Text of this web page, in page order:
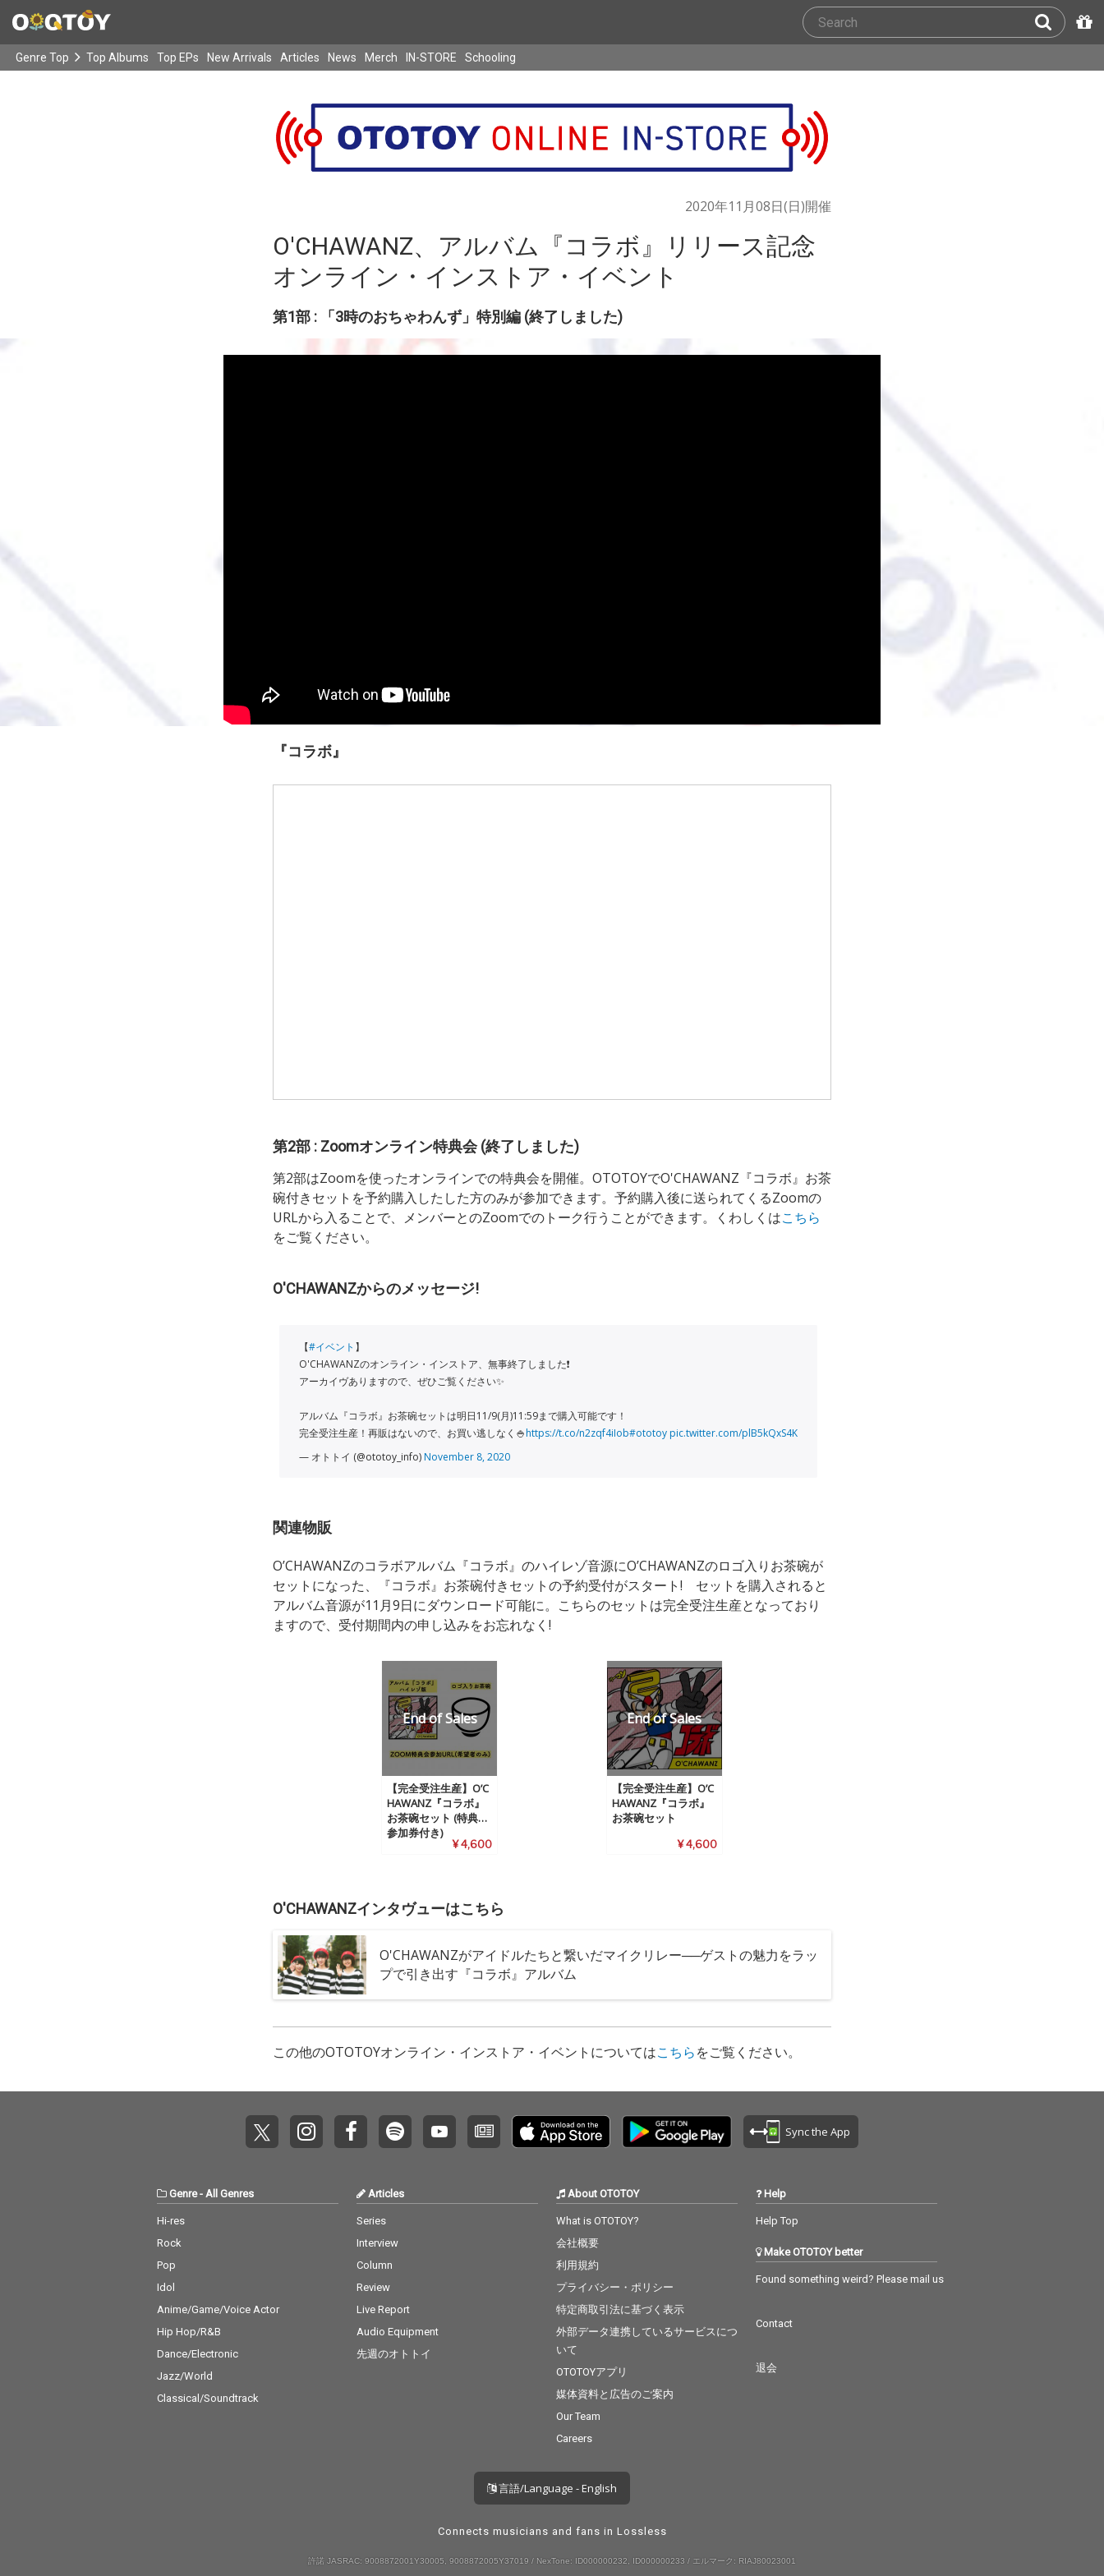
Genre Top Top Albums Top EPs New Arrivals Articles News Merch IN-STORE Schooling
2020年11月08日(日)開催
O'CHAWANZ、アルバム『コラボ』リリース記念
オンライン・インストア・イベント
第1部 : 「3時のおちゃわんず」特別編 (終了しました)
『コラボ』
第2部 : Zoomオンライン特典会 (終了しました)
第2部はZoomを使ったオンラインでの特典会を開催。OTOTOYでO'CHAWANZ『コラボ』お茶
碗付きセットを予約購入したした方のみが参加できます。予約購入後に送られてくるZoomの
URLから入ることで、メンバーとのZoomでのトーク行うことができます。くわしくはこちら
をご覧ください。
O'CHAWANZからのメッセージ!
【#イベント 】
O'CHAWANZのオンライン・インストア、無事終了しました❗️
アーカイヴありますので、ぜひご覧ください✨
アルバム『コラボ』お茶碗セットは明日11/9(月)11:59まで購入可能です！
完全受注生産！再販はないので、お買い逃しなく🍚https://t.co/n2zqf4iIob#ototoy pic.twitter.com/plB5kQxS4K
— オトトイ (@ototoy_info)November 8, 2020
関連物販
O’CHAWANZのコラボアルバム『コラボ』のハイレゾ音源にO’CHAWANZのロゴ入りお茶碗が
セットになった、『コラボ』お茶碗付きセットの予約受付がスタート! セットを購入されると
アルバム音源が11月9日にダウンロード可能に。こちらのセットは完全受注生産となっており
ますので、受付期間内の申し込みをお忘れなく!
【完全受注生産】O’C
HAWANZ『コラボ』
お茶碗セット (特典会
参加券付き)
¥ 4,600
【完全受注生産】O’C
HAWANZ『コラボ』
お茶碗セット
¥ 4,600
O'CHAWANZインタヴューはこちら
O'CHAWANZがアイドルたちと繋いだマイクリレー──ゲストの魅力をラッ
プで引き出す『コラボ』アルバム
この他のOTOTOYオンライン・インストア・イベントについてはこちらをご覧ください。
Sync the App
Genre- All Genres
Hi-res
Rock
Pop
Idol
Anime/Game/Voice Actor
Hip Hop/R&B
Dance/Electronic
Jazz/World
Classical/Soundtrack
Articles
Series
Interview
Column
Review
Live Report
Audio Equipment
先週のオトトイ
About OTOTOY
What is OTOTOY?
会社概要
利用規約
プライバシー・ポリシー
特定商取引法に基づく表示
外部データ連携しているサービスにつ
いて
OTOTOYアプリ
媒体資料と広告のご案内
Our Team
Careers
Help
Help Top
Make OTOTOY better
Found something weird? Please mail us
Contact
退会
言語/Language - English
Connects musicians and fans in Lossless
許諾 JASRAC: 9008872001Y30005, 9008872005Y37019 / NexTone: ID000000232, ID000000233 / エルマーク: RIAJ80023001